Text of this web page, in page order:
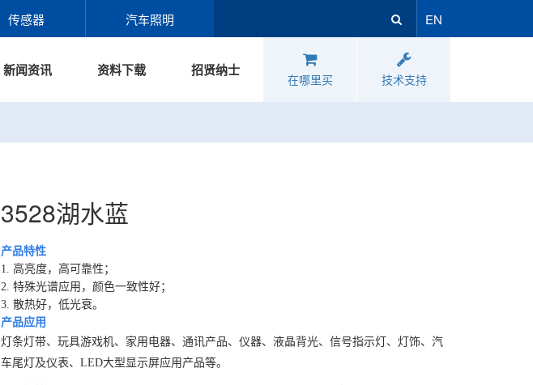
传感器 汽车照明 EN
新闻资讯 资料下载 招贤纳士
在哪里买 技术支持
3528湖水蓝
产品特性
1. 高亮度，高可靠性；
2. 特殊光谱应用，颜色一致性好；
3. 散热好，低光衰。
产品应用
灯条灯带、玩具游戏机、家用电器、通讯产品、仪器、液晶背光、信号指示灯、灯饰、汽
车尾灯及仪表、LED大型显示屏应用产品等。